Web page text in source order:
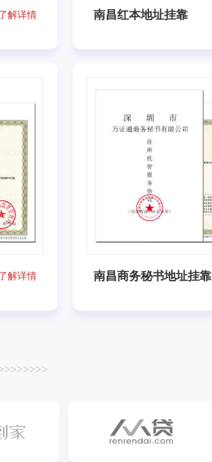
解详情 南昌红本地址挂靠
解详情 南昌商务秘书地址挂靠